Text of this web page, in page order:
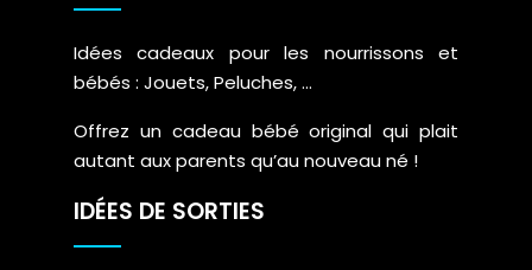
Idées cadeaux pour les nourrissons et
bébés : Jouets, Peluches, …
Offrez un cadeau bébé original qui plait
autant aux parents qu’au nouveau né !
IDÉES DE SORTIES